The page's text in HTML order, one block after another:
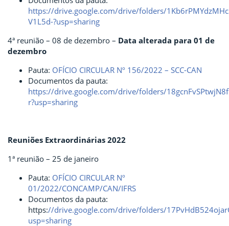
https://drive.google.com/drive/folders/
V1L5d-?usp=sharing
4ª reunião – 08 de dezembro – Data alterada para 01 de
dezembro
Pauta: OFÍCIO CIRCULAR Nº 156/2022 – SCC-CAN
Documentos da pauta:
https://drive.google.com/drive/folders/
r?usp=sharing
Reuniões Extraordinárias 2022
1ª reunião – 25 de janeiro
Pauta: OFÍCIO CIRCULAR Nº
01/2022/CONCAMP/CAN/IFRS
Documentos da pauta:
https://drive.google.com/drive/folders/
usp=sharing